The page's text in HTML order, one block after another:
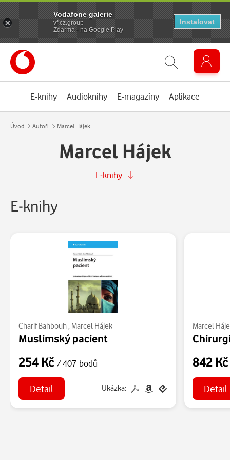
E-knihy Audioknihy E-magazíny Aplikace
Úvod Autoři Marcel Hájek
Marcel Hájek
E-knihy
E-knihy
Charif Bahbouh, Marcel Hájek
Muslimský pacient
254 Kč / 407 bodů
Detail Ukázka:
Marcel
842
Detail
Vodafone galerie
vf.cz.group
Zdarma - na Google Play
Instalovat